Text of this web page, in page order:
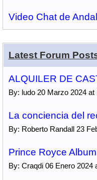
Video Chat de
Latest Forum
ALQUILER DE
By: ludo 20 Marzo 2024 at
La conciencia del
By: Roberto Randall 23
Prince Royce
By: Craqdi 06 Enero 2024